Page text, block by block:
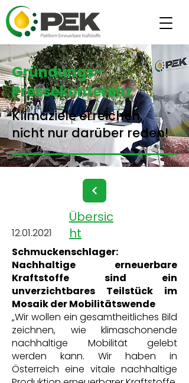
Gründungs-
Pressekonferenz
Klimaziele erreichen,
nicht nur darüber reden!
Übersic
ht
12.01.2021
Schmuckenschlager:
Nachhaltige erneuerbare
Kraftstoffe sind ein
unverzichtbares Teilstück im
Mosaik der Mobilitätswende
„Wir wollen ein gesamtheitliches Bild
zeichnen, wie klimaschonende
nachhaltige Mobilität gelebt
werden kann. Wir haben in
Österreich eine vitale nachhaltige